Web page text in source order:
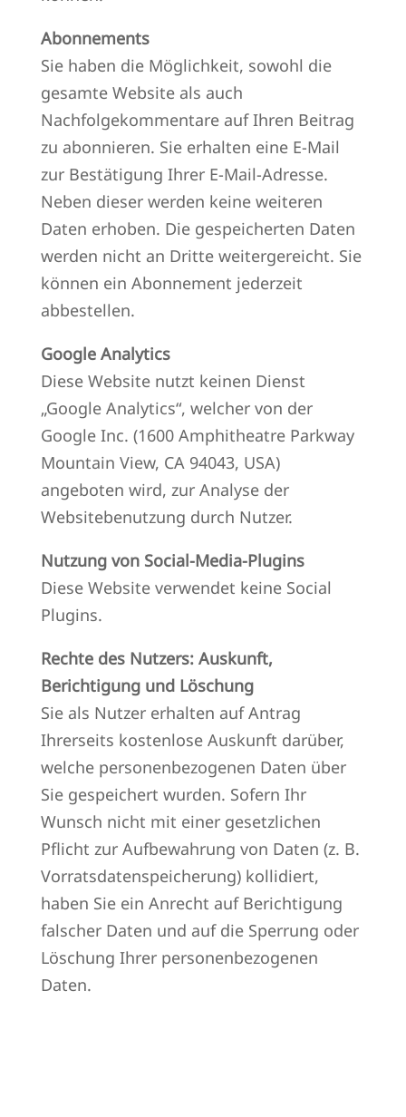
Abonnements
Sie haben die Möglichkeit, sowohl die
gesamte Website als auch
Nachfolgekommentare auf Ihren Beitrag
zu abonnieren. Sie erhalten eine E-Mail
zur Bestätigung Ihrer E-Mail-Adresse.
Neben dieser werden keine weiteren
Daten erhoben. Die gespeicherten Daten
werden nicht an Dritte weitergereicht. Sie
können ein Abonnement jederzeit
abbestellen.
Google Analytics
Diese Website nutzt keinen Dienst
„Google Analytics“, welcher von der
Google Inc. (1600 Amphitheatre Parkway
Mountain View, CA 94043, USA)
angeboten wird, zur Analyse der
Websitebenutzung durch Nutzer.
Nutzung von Social-Media-Plugins
Diese Website verwendet keine Social
Plugins.
Rechte des Nutzers: Auskunft,
Berichtigung und Löschung
Sie als Nutzer erhalten auf Antrag
Ihrerseits kostenlose Auskunft darüber,
welche personenbezogenen Daten über
Sie gespeichert wurden. Sofern Ihr
Wunsch nicht mit einer gesetzlichen
Pflicht zur Aufbewahrung von Daten (z. B.
Vorratsdatenspeicherung) kollidiert,
haben Sie ein Anrecht auf Berichtigung
falscher Daten und auf die Sperrung oder
Löschung Ihrer personenbezogenen
Daten.